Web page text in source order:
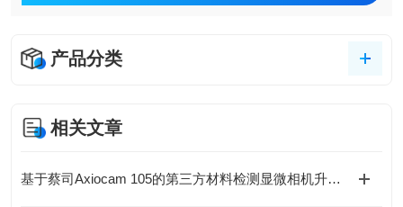
产品分类
相关文章
基于蔡司Axiocam 105的第三方材料检测显微相机升级方案》